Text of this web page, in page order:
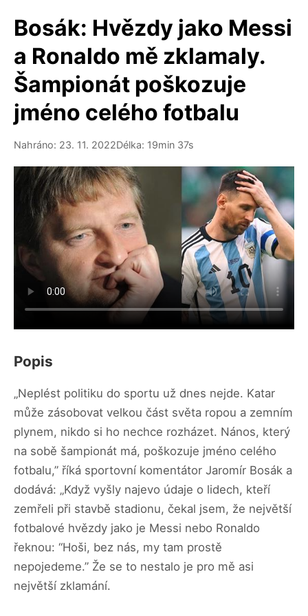
Bosák: Hvězdy jako Messi
a Ronaldo mě zklamaly.
Šampionát poškozuje
jméno celého fotbalu
Nahráno: 23. 11. 2022Délka: 19min 37s
Popis
„Neplést politiku do sportu už dnes nejde. Katar
může zásobovat velkou část světa ropou a zemním
plynem, nikdo si ho nechce rozházet. Nános, který
na sobě šampionát má, poškozuje jméno celého
fotbalu,” říká sportovní komentátor Jaromír Bosák a
dodává: „Když vyšly najevo údaje o lidech, kteří
zemřeli při stavbě stadionu, čekal jsem, že největší
fotbalové hvězdy jako je Messi nebo Ronaldo
řeknou: “Hoši, bez nás, my tam prostě
nepojedeme.” Že se to nestalo je pro mě asi
největší zklamání.